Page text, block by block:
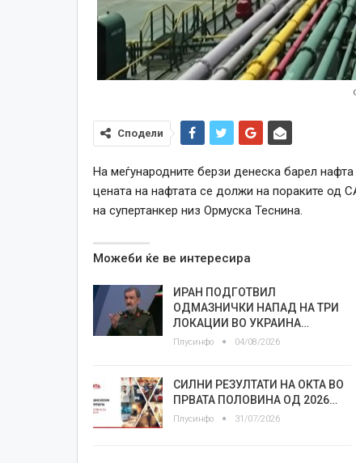
Сподели
На меѓународните берзи денеска барел
цената на нафтата се должи на пораките од
на супертанкер низ Ормуска Теснина.
Можеби ќе ве интересира
ИРАН ПОДГОТВИЛ
ОДМАЗНИЧКИ НАПАД НА ТРИ
ЛОКАЦИИ ВО УКРАИНА…
Плусинфо 04/08/2026
СИЛНИ РЕЗУЛТАТИ НА ОКТА ВО
ПРВАТА ПОЛОВИНА ОД 2026…
Плусинфо 31/07/2026